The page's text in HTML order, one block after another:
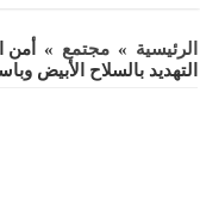
الرئيسية » مجتمع »
التهديد بالسلاح الأبيض